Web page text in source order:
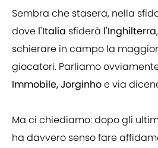
Sembra che stasera, nella
dove l'Italia sfiderà l'Inghilterra,
schierare in campo la
giocatori. Parliamo
Immobile, Jorginhoe via
Ma ci chiediamo: dopo gli
ha davvero senso fare